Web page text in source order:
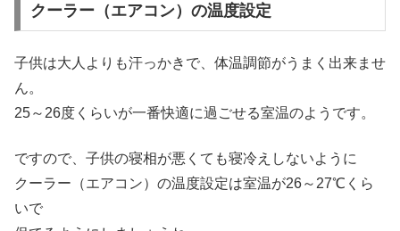
クーラー（エアコン）の温度設定
子供は大人よりも汗っかきで、体温調節がうまく出来ませ
ん。
25～26度くらいが一番快適に過ごせる室温のようです。
ですので、子供の寝相が悪くても寝冷えしないように
クーラー（エアコン）の温度設定は室温が26～27℃くら
いで